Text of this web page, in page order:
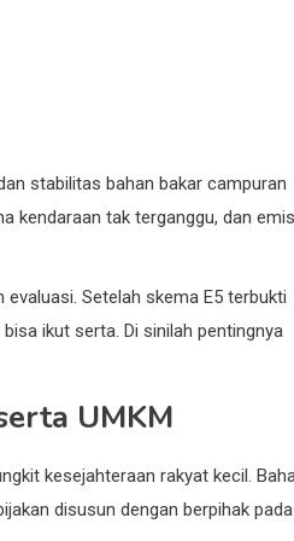
stabilitas bahan bakar campuran
kendaraan tak terganggu, dan
Setelah skema E5 terbukti
ikut serta. Di sinilah pentingnya
UMKM
kesejahteraan rakyat kecil.
disusun dengan berpihak pada